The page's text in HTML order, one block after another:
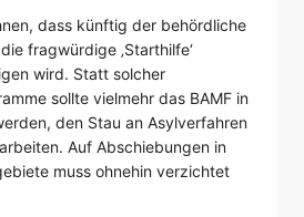
dass künftig der behördliche
fragwürdige ‚Starthilfe‘
wird. Statt solcher
sollte vielmehr das BAMF in
den Stau an Asylverfahren
Auf Abschiebungen in
muss ohnehin verzichtet